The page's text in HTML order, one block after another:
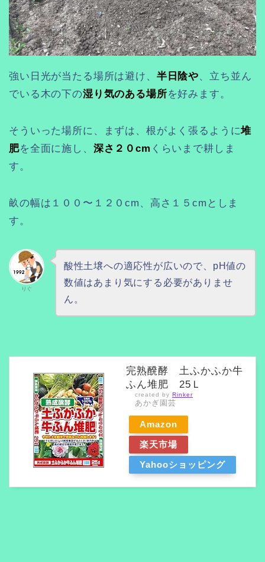
強い日光が当たる場所は避け、 半日陰や、立ち並ん
でいる木の下の湿り気のある場所を好みます。
そういった場所に、まずは、根がよく張るように堆
肥を全面に施し、 深さ２０cm くらいまで耕しま
す。
畝の幅は１００〜１２０cm、高さ１５cmとしま
す。
りぐ
酸性土壌への適応性が広いので、pH値の
数値はあまり気にする必要がありませ
ん。
完熟醗酵 土ふかふか牛
ふん堆肥 25Ｌ
created by Rinker
あかぎ園芸
Amazon
楽天市場
Yahooショッピング